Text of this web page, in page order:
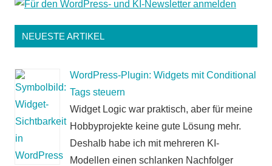
NEUESTE ARTIKEL
WordPress-Plugin: Widgets mit Conditional
Tags steuern
Widget Logic war praktisch, aber für meine
Hobbyprojekte keine gute Lösung mehr.
Deshalb habe ich mit mehreren KI-
Modellen einen schlanken Nachfolger